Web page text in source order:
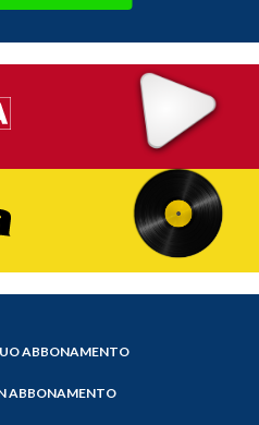
ABBONAMENTO
ABBONAMENTO